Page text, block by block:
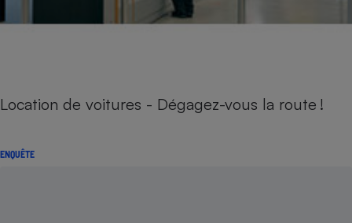
Location de voitures - Dégagez-vous la route !
ENQUÊTE